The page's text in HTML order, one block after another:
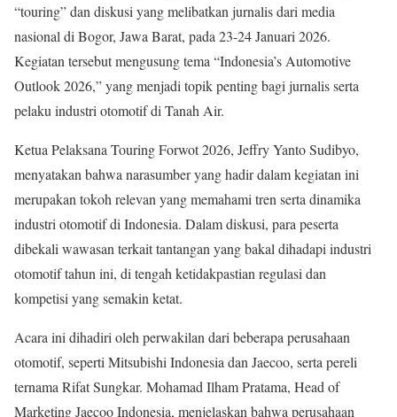
“touring” dan diskusi yang melibatkan jurnalis dari media
nasional di Bogor, Jawa Barat, pada 23-24 Januari 2026.
Kegiatan tersebut mengusung tema “Indonesia’s Automotive
Outlook 2026,” yang menjadi topik penting bagi jurnalis serta
pelaku industri otomotif di Tanah Air.
Ketua Pelaksana Touring Forwot 2026, Jeffry Yanto Sudibyo,
menyatakan bahwa narasumber yang hadir dalam kegiatan ini
merupakan tokoh relevan yang memahami tren serta dinamika
industri otomotif di Indonesia. Dalam diskusi, para peserta
dibekali wawasan terkait tantangan yang bakal dihadapi industri
otomotif tahun ini, di tengah ketidakpastian regulasi dan
kompetisi yang semakin ketat.
Acara ini dihadiri oleh perwakilan dari beberapa perusahaan
otomotif, seperti Mitsubishi Indonesia dan Jaecoo, serta pereli
ternama Rifat Sungkar. Mohamad Ilham Pratama, Head of
Marketing Jaecoo Indonesia, menjelaskan bahwa perusahaan